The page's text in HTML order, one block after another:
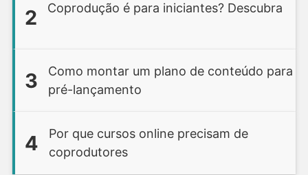
2 Coprodução é para iniciantes? Descubra
3
Como montar um plano de conteúdo para
pré-lançamento
4
Por que cursos online precisam de
coprodutores